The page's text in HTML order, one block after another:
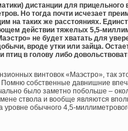
дистанции для
Но тогда почти исчезает
на таких же расстояниях.
действии тяжелых 5,5-
не будет хватать для
вроде утки или зайца.
в голову либо
винтовок «Маэстро», так
Помню собственные давнишние
было заметно побольше –
ствола и вообще являются
уровне обычного 4,5-